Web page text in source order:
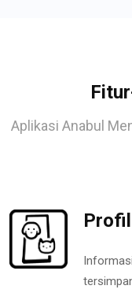
Aplikasi Anabul